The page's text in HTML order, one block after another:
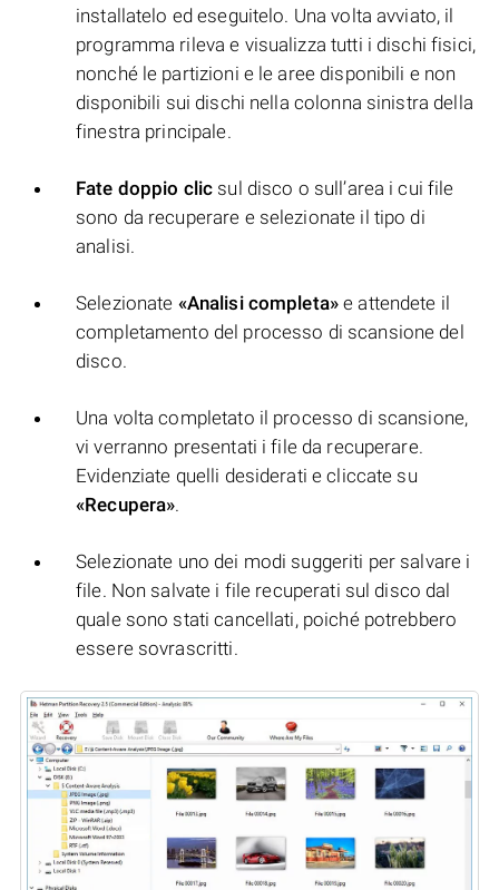
installatelo ed eseguitelo. Una volta avviato, il
programma rileva e visualizza tutti i dischi fisici,
nonché le partizioni e le aree disponibili e non
disponibili sui dischi nella colonna sinistra della
finestra principale.
Fate doppio clic sul disco o sull’area i cui file
sono da recuperare e selezionate il tipo di
analisi.
Selezionate «Analisi completa» e attendete il
completamento del processo di scansione del
disco.
Una volta completato il processo di scansione,
vi verranno presentati i file da recuperare.
Evidenziate quelli desiderati e cliccate su
«Recupera».
Selezionate uno dei modi suggeriti per salvare i
file. Non salvate i file recuperati sul disco dal
quale sono stati cancellati, poiché potrebbero
essere sovrascritti.